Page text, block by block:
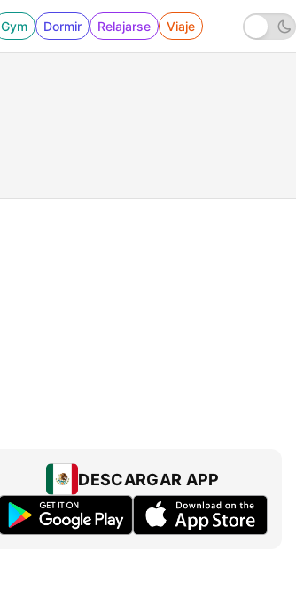
Gym Dormir Relajarse Viaje
DESCARGAR APP